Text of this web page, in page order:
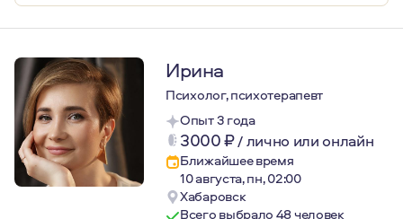
Ирина
Психолог, психотерапевт
Опыт 3 года
3000₽/лично или онлайн
Ближайшее время
10 августа, пн, 02:00
Хабаровск
Всего выбрало 48 человек